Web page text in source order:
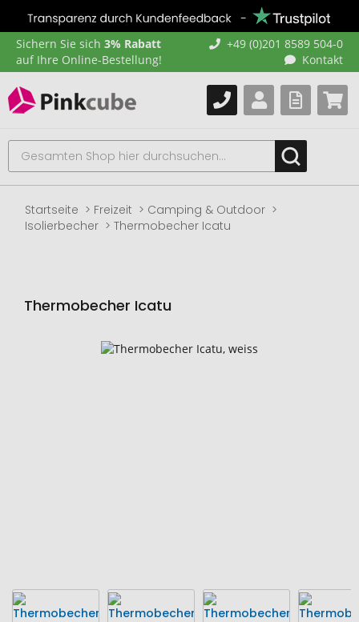
Sichern Sie sich 3% Rabatt
auf Ihre Online-Bestellung!
+49 (0)201 8589 504-0
Kontakt
Startseite Freizeit
Camping & Outdoor
Isolierbecher
Thermobecher Icatu
Thermobecher Icatu